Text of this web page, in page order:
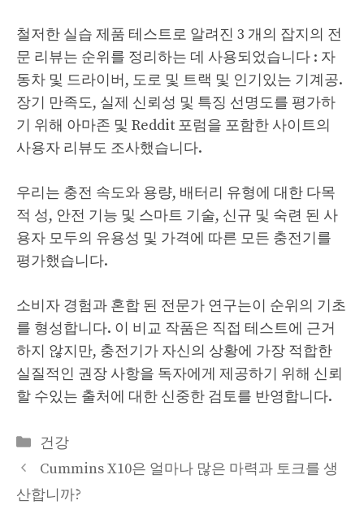
철저한 실습 제품 테스트로 알려진 3 개의 잡지의 전
문 리뷰는 순위를 정리하는 데 사용되었습니다 : 자
동차 및 드라이버, 도로 및 트랙 및 인기있는 기계공.
장기 만족도, 실제 신뢰성 및 특징 선명도를 평가하
기 위해 아마존 및 Reddit 포럼을 포함한 사이트의
사용자 리뷰도 조사했습니다.
우리는 충전 속도와 용량, 배터리 유형에 대한 다목
적 성, 안전 기능 및 스마트 기술, 신규 및 숙련 된 사
용자 모두의 유용성 및 가격에 따른 모든 충전기를
평가했습니다.
소비자 경험과 혼합 된 전문가 연구는이 순위의 기초
를 형성합니다. 이 비교 작품은 직접 테스트에 근거
하지 않지만, 충전기가 자신의 상황에 가장 적합한
실질적인 권장 사항을 독자에게 제공하기 위해 신뢰
할 수있는 출처에 대한 신중한 검토를 반영합니다.
Categories
건강
Cummins X10은 얼마나 많은 마력과 토크를 생
산합니까?